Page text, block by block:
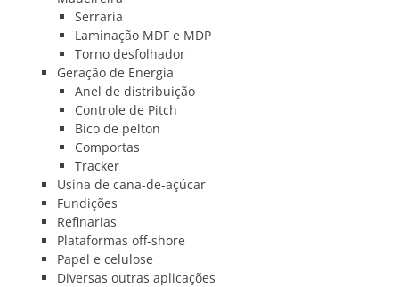
Serraria
Laminação MDF e MDP
Torno desfolhador
Geração de Energia
Anel de distribuição
Controle de Pitch
Bico de pelton
Comportas
Tracker
Usina de cana-de-açúcar
Fundições
Refinarias
Plataformas off-shore
Papel e celulose
Diversas outras aplicações